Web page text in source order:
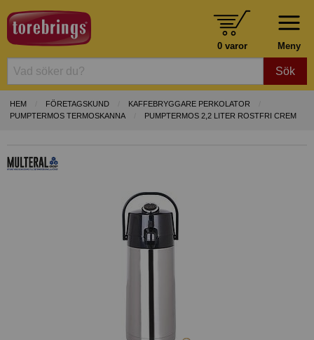
Meny
0 varor
Sök
HEM FÖRETAGSKUND
KAFFEBRYGGARE PERKOLATOR
PUMPTERMOS TERMOSKANNA
PUMPTERMOS 2,2 LITER ROSTFRI CREM